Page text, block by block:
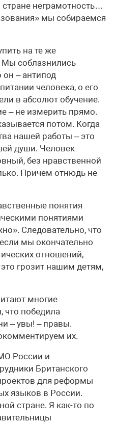
неграмотность…
мы собираемся
на те же
Мы соблазнились
– антипод
человека, о его
в абсолют обучение.
– не измерить прямо.
потом. Когда
нашей работы – это
души. Человек
без нравственной
Причем отнюдь не
понятия
понятиями
Следовательно, что
мы окончательно
отношений,
грозит нашим детям,
многие
что победила
– увы! – правы.
их.
России и
Британского
для реформы
языков в России.
стране. Я как-то по